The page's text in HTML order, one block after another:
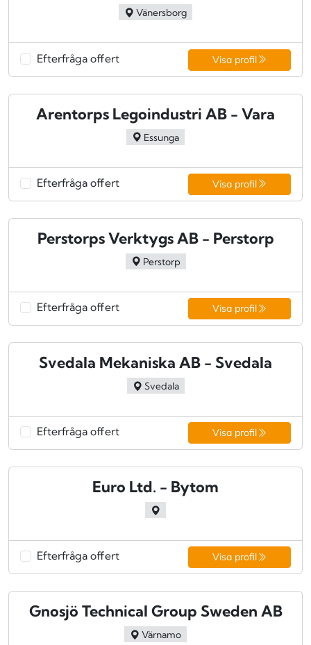
Vänersborg
Efterfråga offert Visa profil
Arentorps Legoindustri AB - Vara
Essunga
Efterfråga offert Visa profil
Perstorps Verktygs AB - Perstorp
Perstorp
Efterfråga offert Visa profil
Svedala Mekaniska AB - Svedala
Svedala
Efterfråga offert Visa profil
Euro Ltd. - Bytom
Efterfråga offert Visa profil
Gnosjö Technical Group Sweden AB
Värnamo